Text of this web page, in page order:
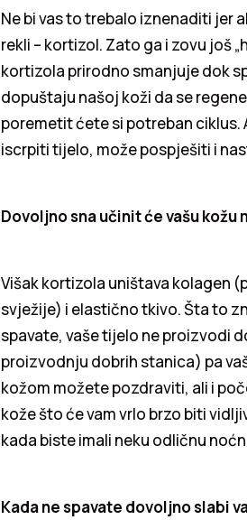
Ne bi vas to trebalo iznenaditi jer
rekli – kortizol. Zato ga i zovu još
kortizola prirodno smanjuje dok
dopuštaju našoj koži da se
poremetit ćete si potreban ciklus.
iscrpiti tijelo, može pospješiti i
Dovoljno sna učinit će vašu kožu
Višak kortizola uništava kolagen
svježije) i elastično tkivo. Šta to
spavate, vaše tijelo ne proizvodi
proizvodnju dobrih stanica) pa
kožom možete pozdraviti, ali i
kože što će vam vrlo brzo biti
kada biste imali neku odličnu
Kada ne spavate dovoljno slabi